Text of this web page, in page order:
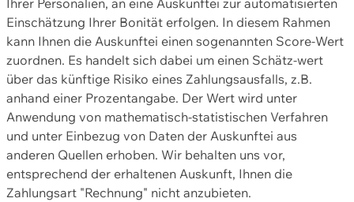
Ihrer Personalien, an eine Auskunftei zur automatisierten
Einschätzung Ihrer Bonität erfolgen. In diesem Rahmen
kann Ihnen die Auskunftei einen sogenannten Score-Wert
zuordnen. Es handelt sich dabei um einen Schätz-wert
über das künftige Risiko eines Zahlungsausfalls, z.B.
anhand einer Prozentangabe. Der Wert wird unter
Anwendung von mathematisch-statistischen Verfahren
und unter Einbezug von Daten der Auskunftei aus
anderen Quellen erhoben. Wir behalten uns vor,
entsprechend der erhaltenen Auskunft, Ihnen die
Zahlungsart "Rechnung" nicht anzubieten.